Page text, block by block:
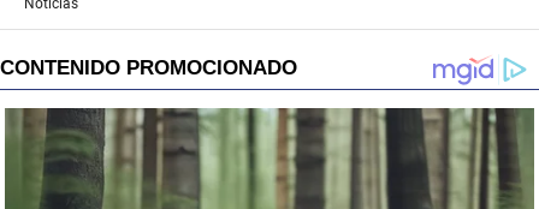
Noticias